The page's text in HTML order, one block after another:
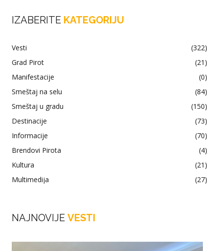
IZABERITE KATEGORIJU
Vesti
(322)
Grad Pirot
(21)
Manifestacije
(0)
Smeštaj na selu
(84)
Smeštaj u gradu
(150)
Destinacije
(73)
Informacije
(70)
Brendovi Pirota
(4)
Kultura
(21)
Multimedija
(27)
NAJNOVIJE VESTI